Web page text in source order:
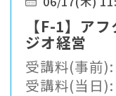
【F-1】ア
ジオ経営
受講料(事前
受講料(当日